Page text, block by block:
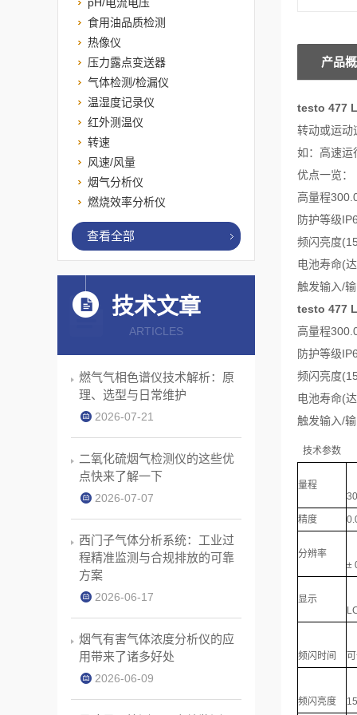
产品
testo 477
转动或运动
如：高速运
优点一览：
高量程
防护等级
频闪亮度
电池寿命(
触发输入/
testo 477
高量程
防护等级
频闪亮度
电池寿命(
触发输入/
技术参数
量程
精度
分辨率
±
显示
频闪时间
频闪亮度
食用油品质检测
热像仪
压力露点变送器
气体检测/检漏仪
温湿度记录仪
红外测温仪
转速
风速/风量
烟气分析仪
燃烧效率分析仪
查看全部
技术文章
ARTICLES
燃气气相色谱仪技术解析：原
理、选型与日常维护
2026-07-21
二氧化硫烟气检测仪的这些优
点快来了解一下
2026-07-07
西门子气体分析系统：工业过
程精准监测与合规排放的可靠
方案
2026-06-17
烟气有害气体浓度分析仪的应
用带来了诸多好处
2026-06-09